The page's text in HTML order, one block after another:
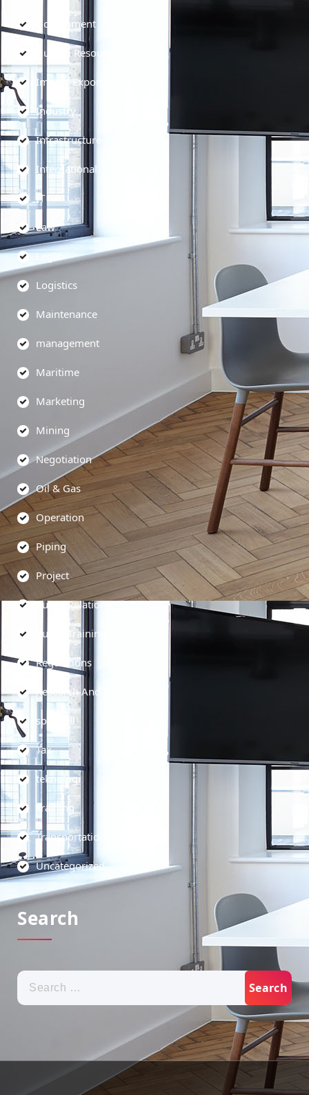
Government
Human Resources
Import-Export
Industry
Infrastructure
International
IT
Law
Legal
Logistics
Maintenance
management
Maritime
Marketing
Mining
Negotiation
Oil & Gas
Operation
Piping
Project
Public Relations
Public Training
Regulations
Research And Development
soft skill
Tax
teknologi
Training
Transportation
Uncategorized
Search
Search
for: